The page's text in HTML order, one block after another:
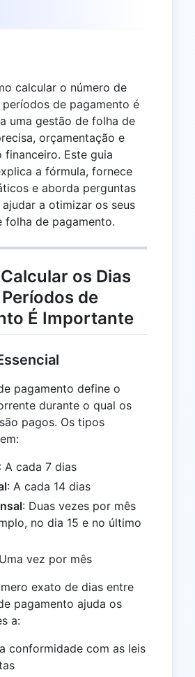
calcular o número de
de pagamento é
uma gestão de folha de
orçamentação e
financeiro. Este guia
a fórmula, fornece
e aborda perguntas
a otimizar os seus
folha de pagamento.
os Dias
de
É Importante
pagamento define o
durante o qual os
pagos. Os tipos
: A cada 7 dias
: A cada 14 dias
: Duas vezes por mês
no dia 15 e no último
vez por mês
exato de dias entre
pagamento ajuda os
a:
conformidade com as leis